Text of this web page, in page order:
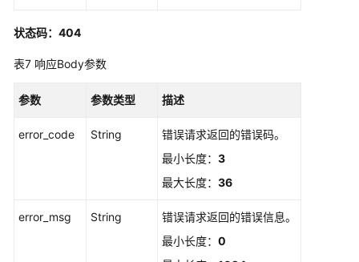
看
否
托
状态码：404
表7 响应Body参数
参数 参数类型 描述
error_code String
错误请求返回的错误码。
最小长度： 3
最大长度： 36
error_msg String
错误请求返回的错误信息。
最小长度： 0